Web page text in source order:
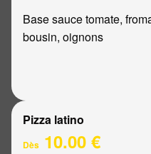
Base sauce tomate,
bousin, oignons
Pizza latino
Dès 10.00 €